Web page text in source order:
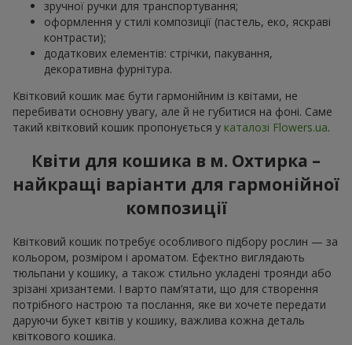
зручної ручки для транспортування;
оформлення у стилі композиції (пастель, еко, яскраві
контрасти);
додаткових елементів: стрічки, пакування,
декоративна фурнітура.
Квітковий кошик має бути гармонійним із квітами, не
перебивати основну увагу, але й не губитися на фоні. Саме
такий квітковий кошик пропонується у каталозі Flowers.ua.
Квіти для кошика в м. Охтирка –
найкращі варіанти для гармонійної
композиції
Квітковий кошик потребує особливого підбору рослин — за
кольором, розміром і ароматом. Ефектно виглядають
тюльпани у кошику, а також стильно укладені троянди або
зрізані хризантеми. І варто пам’ятати, що для створення
потрібного настрою та послання, яке ви хочете передати
даруючи букет квітів у кошику, важлива кожна деталь
квіткового кошика.